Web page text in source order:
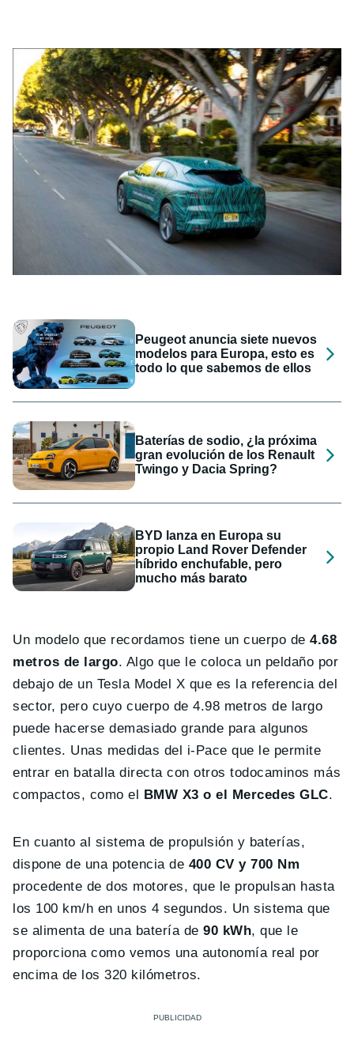
Peugeot anuncia siete nuevos
modelos para Europa, esto es
todo lo que sabemos de ellos
Baterías de sodio, ¿la próxima
gran evolución de los Renault
Twingo y Dacia Spring?
BYD lanza en Europa su
propio Land Rover Defender
híbrido enchufable, pero
mucho más barato
Un modelo que recordamos tiene un cuerpo de4.68
metros de largo. Algo que le coloca un peldaño por
debajo de un Tesla Model X que es la referencia del
sector, pero cuyo cuerpo de 4.98 metros de largo
puede hacerse demasiado grande para algunos
clientes. Unas medidas del i-Pace que le permite
entrar en batalla directa con otros todocaminos más
compactos, como el
BMW X3 o el Mercedes GLC.
En cuanto al sistema de propulsión y baterías,
dispone de una potencia de 400 CV y 700 Nm
procedente de dos motores, que le propulsan hasta
los 100 km/h en unos 4 segundos. Un sistema que
se alimenta de una batería de 90 kWh, que le
proporciona como vemos una autonomía real por
encima de los 320 kilómetros.